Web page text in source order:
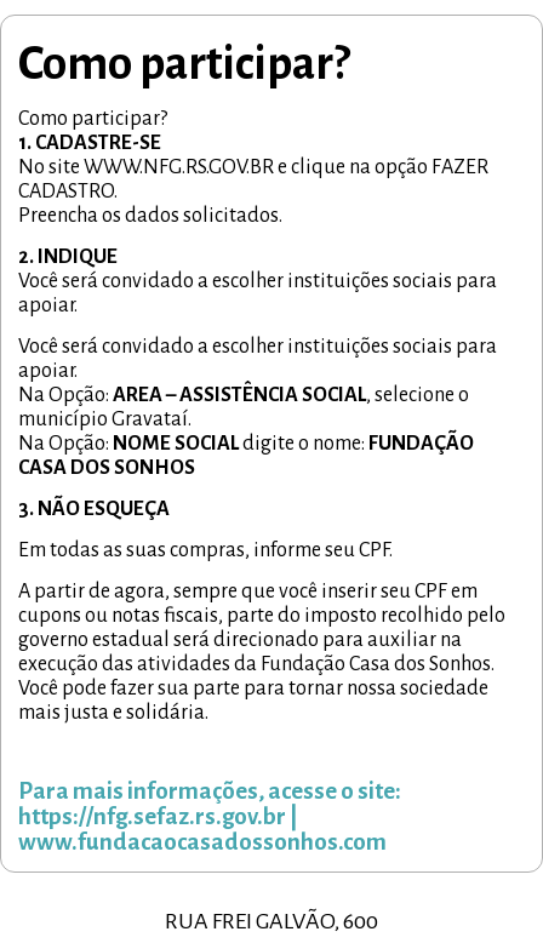
Como participar?
Como participar?
1. CADASTRE-SE
No site WWW.NFG.RS.GOV.BR e clique na opção FAZER
CADASTRO.
Preencha os dados solicitados.
2. INDIQUE
Você será convidado a escolher instituições sociais para
apoiar.
Você será convidado a escolher instituições sociais para
apoiar.
Na Opção: AREA – ASSISTÊNCIA SOCIAL, selecione o
município Gravataí.
Na Opção: NOME SOCIALdigite o nome: FUNDAÇÃO
CASA DOS SONHOS
3. NÃO ESQUEÇA
Em todas as suas compras, informe seu CPF.
A partir de agora, sempre que você inserir seu CPF em
cupons ou notas fiscais, parte do imposto recolhido pelo
governo estadual será direcionado para auxiliar na
execução das atividades da Fundação Casa dos Sonhos.
Você pode fazer sua parte para tornar nossa sociedade
mais justa e solidária.
Para mais informações, acesse o site:
https://nfg.sefaz.rs.gov.br |
www.fundacaocasadossonhos.com
RUA FREI GALVÃO, 600